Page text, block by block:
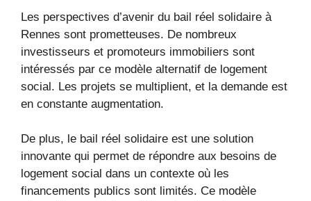
Les perspectives d’avenir du bail réel solidaire à
Rennes sont prometteuses. De nombreux
investisseurs et promoteurs immobiliers sont
intéressés par ce modèle alternatif de logement
social. Les projets se multiplient, et la demande est
en constante augmentation.
De plus, le bail réel solidaire est une solution
innovante qui permet de répondre aux besoins de
logement social dans un contexte où les
financements publics sont limités. Ce modèle